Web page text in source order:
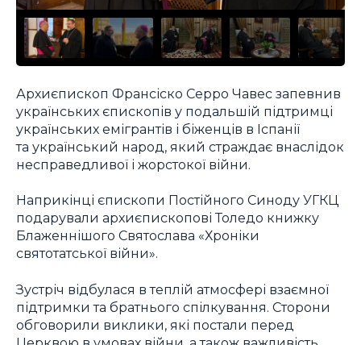
Архиєпископ Франсіско Серро Чавес запевнив
українських єпископів у подальшій підтримці
українських емігрантів і біженців в Іспанії
та український народ, який страждає внаслідок
несправедливої і жорстокої війни.
Наприкінці єпископи Постійного Синоду УГКЦ
подарували архиєпископові Толедо книжку
Блаженнішого Святослава «Хроніки
святотатської війни».
Зустріч відбулася в теплій атмосфері взаємної
підтримки та братнього спілкування. Сторони
обговорили виклики, які постали перед